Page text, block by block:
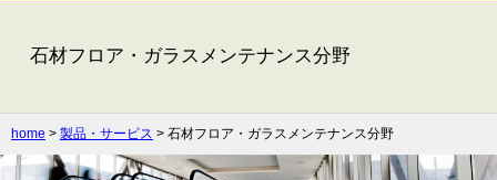
石材フロア・ガラスメンテナンス分野
home > 製品・サービス > 石材フロア・ガラスメンテナンス分野